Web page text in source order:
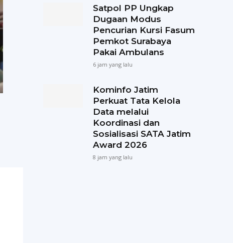
Satpol PP Ungkap
Dugaan Modus
Pencurian Kursi Fasum
Pemkot Surabaya
Pakai Ambulans
6 jam yang lalu
Kominfo Jatim
Perkuat Tata Kelola
Data melalui
Koordinasi dan
Sosialisasi SATA Jatim
Award 2026
8 jam yang lalu